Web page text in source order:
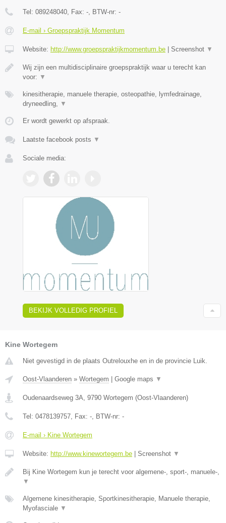
Tel: 089248040, Fax: -, BTW-nr: -
E-mail › Groepspraktijk Momentum
Website: http://www.groepspraktijkmomentum.be Screenshot ▼
Wij zijn een multidisciplinaire groepspraktijk waar u terecht kan
voor: ▼
kinesitherapie, manuele therapie, osteopathie, lymfedrainage,
dryneedling, ▼
Er wordt gewerkt op afspraak.
Laatste facebook posts ▼
Sociale media:
BEKIJK VOLLEDIG PROFIEL
Kine Wortegem
Niet gevestigd in de plaats Outrelouxhe en in de provincie Luik.
Oost-Vlaanderen » Wortegem Google maps ▼
Oudenaardseweg 3A 9790 Wortegem (Oost-Vlaanderen)
Tel: 0478139757 , Fax: - , BTW-nr: -
E-mail › Kine Wortegem
Website: http://www.kinewortegem.be Screenshot ▼
Bij Kine Wortegem kun je terecht voor algemene-, sport-, manuele-,
▼
Algemene kinesitherapie, Sportkinesitherapie, Manuele therapie,
Myofasciale ▼